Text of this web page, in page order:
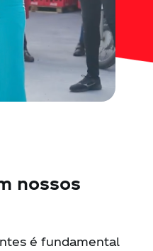
nossos
é fundamental